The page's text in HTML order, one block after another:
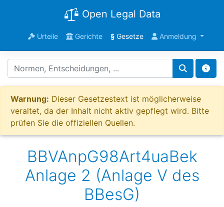
Open Legal Data
Urteile Gerichte §Gesetze Anmeldung
Warnung: Dieser Gesetzestext ist möglicherweise
veraltet, da der Inhalt nicht aktiv gepflegt wird. Bitte
prüfen Sie die offiziellen Quellen.
BBVAnpG98Art4uaBek
Anlage 2 (Anlage V des
BBesG)